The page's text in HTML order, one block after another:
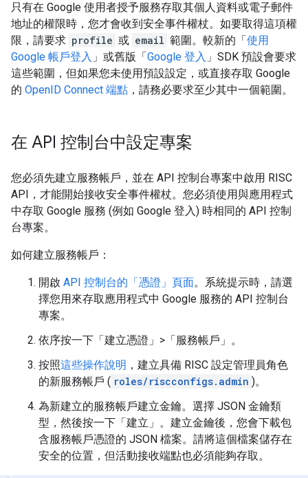
只有在 Google 使用者授予服務存取其個人資料或電子郵件
地址的權限時，您才會收到安全事件權杖。如要取得這項權
限，請要求 profile 或 email 範圍。較新的「使用
Google 帳戶登入 」或舊版「Google 登入 」SDK 預設會要求
這些範圍，但如果您未使用預設設定，或直接存取 Google
的 OpenID Connect 端點 ，請務必要求至少其中一個範圍。
在 API 控制台中設定專案
您必須先建立服務帳戶，並在 API 控制台專案中啟用 RISC
API，才能開始接收安全事件權杖。您必須使用與應用程式
中存取 Google 服務 (例如 Google 登入) 時相同的 API 控制
台專案。
如何建立服務帳戶：
開啟 API 控制台的「憑證」頁面。系統提示時，請選
擇您用來存取應用程式中 Google 服務的 API 控制台
專案。
依序按一下「建立憑證」>「服務帳戶」 。
按照這些操作說明 ，建立具備 RISC 設定管理員角色
的新服務帳戶 ( roles/riscconfigs.admin )。
為新建立的服務帳戶建立金鑰。選擇 JSON 金鑰類
型，然後按一下「建立」 。建立金鑰後，您會下載包
含服務帳戶憑證的 JSON 檔案。請將這個檔案儲存在
安全的位置，但活動接收端點也必須能夠存取。